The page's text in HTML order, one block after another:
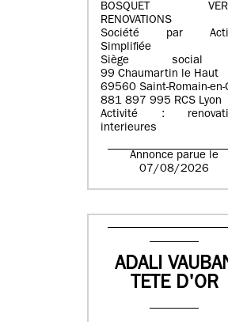
BOSQUET
RENOVATIONS
Société par
Simplifiée
Siège
99 Chaumartin le Haut
69560 Saint-Romain-en-
881 897 995 RCS Lyon
Activité :
interieures
Annonce parue le
07/08/2026
ADALI
TETE D'OR